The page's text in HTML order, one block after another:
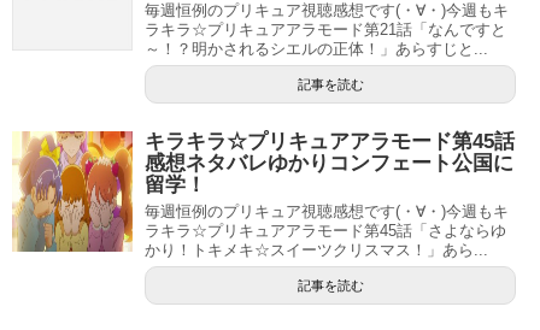
毎週恒例のプリキュア視聴感想です(・∀・)今週もキ
ラキラ☆プリキュアアラモード第21話「なんですと
～！？明かされるシエルの正体！」あらすじと...
記事を読む
キラキラ☆プリキュアアラモード第45話
感想ネタバレゆかりコンフェート公国に
留学！
毎週恒例のプリキュア視聴感想です(・∀・)今週もキ
ラキラ☆プリキュアアラモード第45話「さよならゆ
かり！トキメキ☆スイーツクリスマス！」あら...
記事を読む